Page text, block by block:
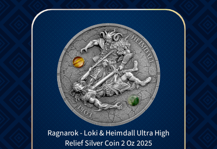
Ragnarok - Loki & Heimdall Ultra High
Relief Silver Coin 2 Oz 2025